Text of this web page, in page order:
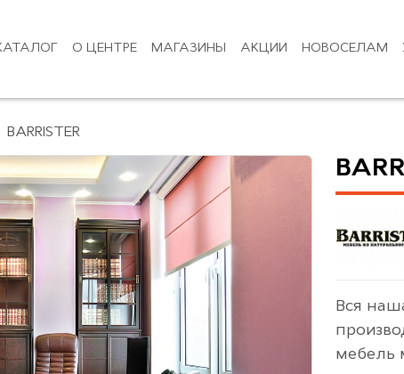
О ЦЕНТРЕ МАГАЗИНЫ АКЦИИ НОВОСЕЛАМ
BARRISTER
Вся
мебель